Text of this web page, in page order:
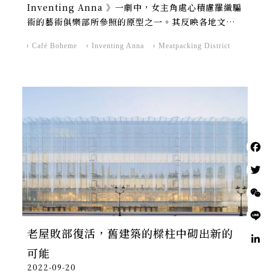
Inventing Anna 》一劇中，女主角處心積慮羅織騙
術的藝術俱樂部所參照的原型之一。其反映各地文
規劃的品牌，提供「將 Soho House 帶回家」的獨
Café Boheme Inventing Anna Meatpacking District
老屋敗部復活，舊建築的樑柱中砌出新的
可能
2022-09-20